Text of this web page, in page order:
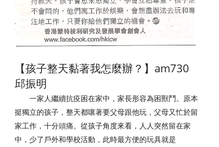
【孩子整天黏著我怎麼辦？】am730
邱振明
一家人繼續抗疫困在家中，家長形容為困獸鬥。原本
挺獨立的孩子，整天都嚷著要父母跟他玩，父母又忙於留
家工作，十分頭痛。從孩子角度來看，人人突然留在家
中，少了戶外和學校活動，此時最方便的玩具就是